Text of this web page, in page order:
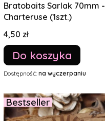
Bratobaits Sarlak 70mm -
Charteruse (1szt.)
Cena
4,50 zł
Do koszyka
Dostępność: na wyczerpaniu
Bestseller